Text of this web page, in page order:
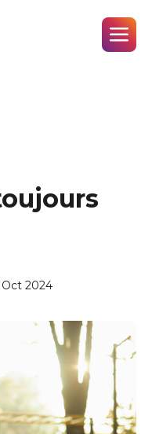
2024